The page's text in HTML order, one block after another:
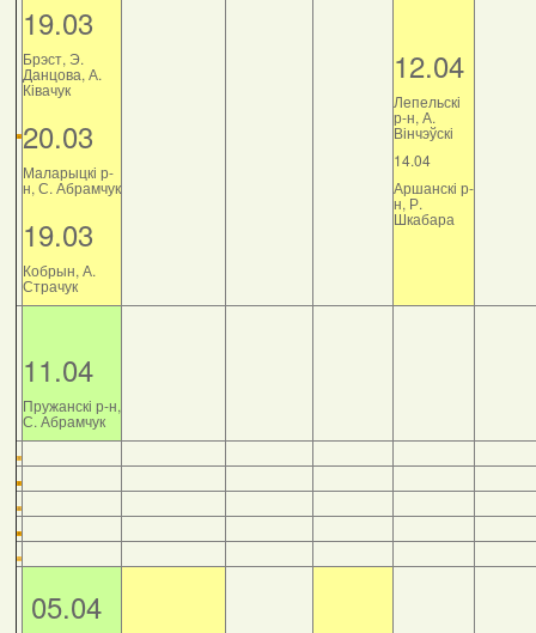
19.03
Брэст, Э.
Данцова, А.
Ківачук
20.03
Маларыцкі р-
н, С. Абрамчук
19.03
Кобрын, А.
Страчук
12.04
Лепельскі
р-н, А.
Вінчэўскі
14.04
Аршанскі р-
н, Р.
Шкабара
11.04
Пружанскі р-н,
С. Абрамчук
05.04